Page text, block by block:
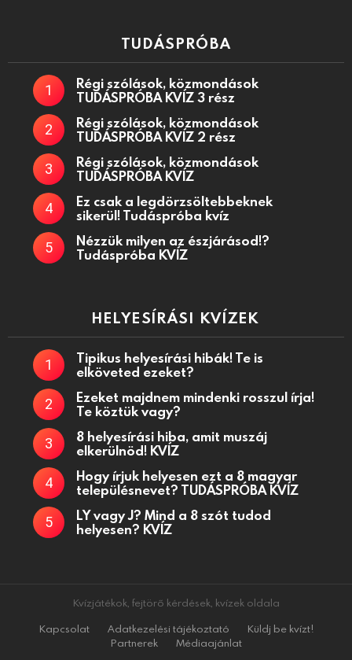
TUDÁSPRÓBA
Régi szólások, közmondások
TUDÁSPRÓBA KVÍZ 3 rész
Régi szólások, közmondások
TUDÁSPRÓBA KVÍZ 2 rész
Régi szólások, közmondások
TUDÁSPRÓBA KVÍZ
Ez csak a legdörzsöltebbeknek
sikerül! Tudáspróba kvíz
Nézzük milyen az észjárásod!?
Tudáspróba KVÍZ
HELYESÍRÁSI KVÍZEK
Tipikus helyesírási hibák! Te is
elköveted ezeket?
Ezeket majdnem mindenki rosszul írja!
Te köztük vagy?
8 helyesírási hiba, amit muszáj
elkerülnöd! KVÍZ
Hogy írjuk helyesen ezt a 8 magyar
településnevet? TUDÁSPRÓBA KVÍZ
LY vagy J? Mind a 8 szót tudod
helyesen? KVÍZ
Kvízjátékok, fejtörő kérdések, kvízek oldala
Kapcsolat
Adatkezelési tájékoztató
Küldj be kvízt!
Partnerek
Médiaajánlat